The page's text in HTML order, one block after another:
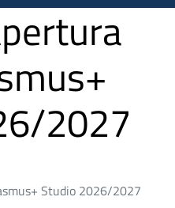
2027
Studio 2026/2027